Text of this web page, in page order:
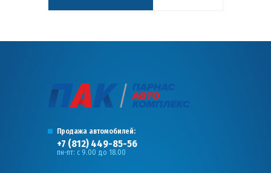
Продажа автомобилей:
+7 (812) 449-85-56
пн-пт: с 9.00 до 18.00